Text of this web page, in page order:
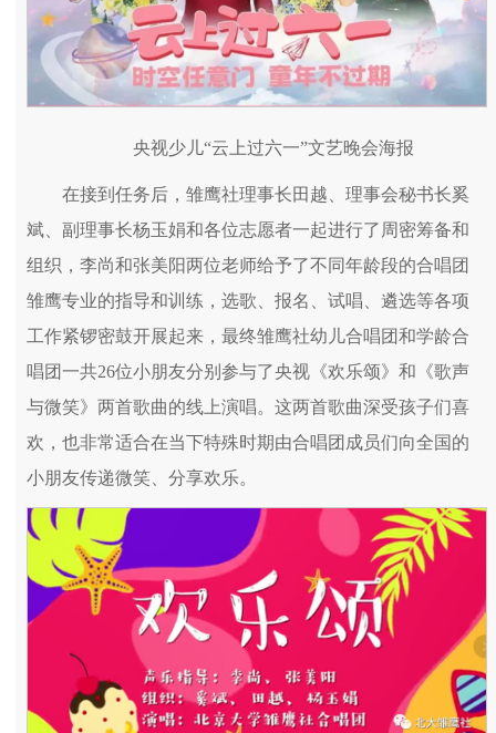
央视少儿“云上过六一”文艺晚会海报
在接到任务后，雏鹰社理事长田越、理事会秘书长奚
斌、副理事长杨玉娟和各位志愿者一起进行了周密筹备和
组织，李尚和张美阳两位老师给予了不同年龄段的合唱团
雏鹰专业的指导和训练，选歌、报名、试唱、遴选等各项
工作紧锣密鼓开展起来，最终雏鹰社幼儿合唱团和学龄合
唱团一共26位小朋友分别参与了央视《欢乐颂》和《歌声
与微笑》两首歌曲的线上演唱。这两首歌曲深受孩子们喜
欢，也非常适合在当下特殊时期由合唱团成员们向全国的
小朋友传递微笑、分享欢乐。